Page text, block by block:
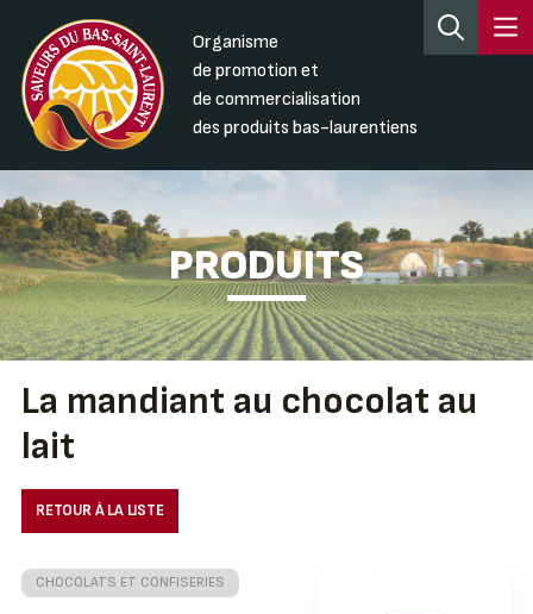
Organisme
de promotion et
de commercialisation
des produits bas-laurentiens
PRODUITS
La mandiant au chocolat au
lait
RETOUR À LA LISTE
CHOCOLATS ET CONFISERIES